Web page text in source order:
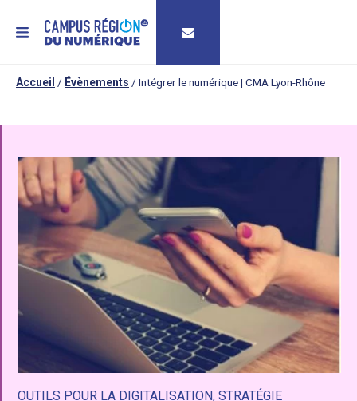
MENU
Accueil / Évènements / Intégrer le numérique | CMA Lyon-Rhône
OUTILS POUR LA DIGITALISATION, STRATÉGIE